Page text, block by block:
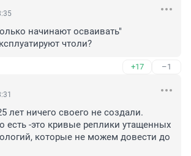
начинают осваивать"
чтоли?
+17 –1
лет ничего своего не создали.
есть -это кривые реплики утащенных
которые не можем довести до